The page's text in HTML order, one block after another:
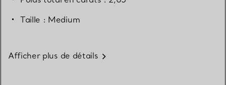
Taille : Medium
Afficher plus de détails